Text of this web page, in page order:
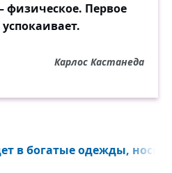
физическое. Первое
Карлос Кастанеда
в богатые одежды,